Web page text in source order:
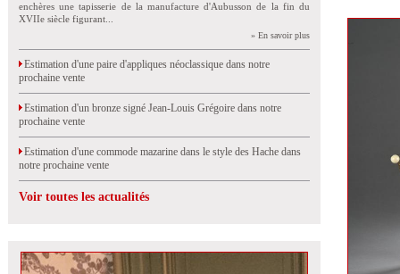
enchères une tapisserie de la manufacture d'Aubusson de la fin du
XVIIe siècle figurant...
» En savoir plus
Estimation d'une paire d'appliques néoclassique dans notre
prochaine vente
Estimation d'un bronze signé Jean-Louis Grégoire dans notre
prochaine vente
Estimation d'une commode mazarine dans le style des Hache dans
notre prochaine vente
Voir toutes les actualités